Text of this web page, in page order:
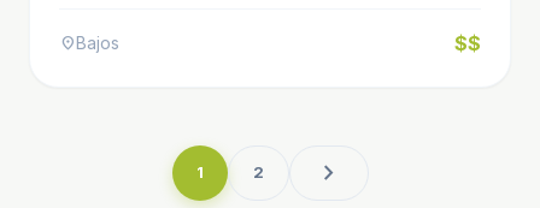
location_onBajos $$
1 2 chevron_right